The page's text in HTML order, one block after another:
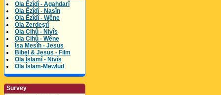
Ola Êzîdî - Agahdarî
Ola Êzîdî - Nasîn
Ola Êzîdî - Wêne
Ola Zerdeştî
Ola Cihû - Nivîs
Ola Cihû - Wêne
Îsa Mesîh - Jesus
Bibel & Jesus - Film
Ola Îslamî - Nivîs
Ola Îslam-Mewlud
Survey